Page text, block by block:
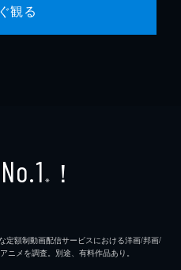
観る
No.1 ※ ！
額制動画配信サービスにおける洋画/邦画/
ニメを調査。別途、有料作品あり。